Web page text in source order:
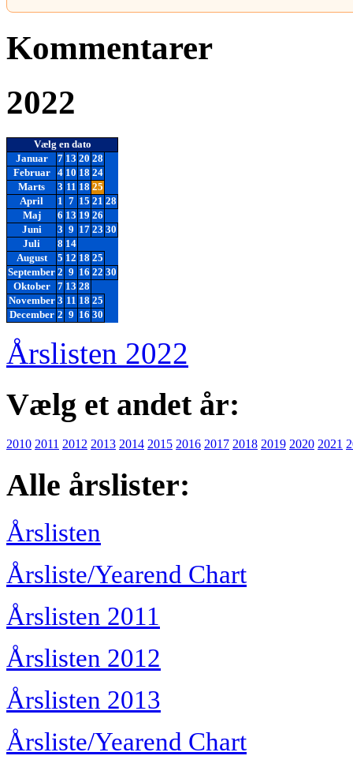
Kommentarer
2022
Vælg en dato
Januar
7 13 20 28
Februar
4 10 18 24
Marts
3 11 18 25
April
1 7 15 21 28
Maj
6 13 19 26
Juni
3 9 17 23 30
Juli
8 14
August
5 12 18 25
September 2 9 16 22 30
Oktober
7 13 28
November 3 11 18 25
December 2 9 16 30
Årslisten 2022
Vælg et andet år:
2010 2011 2012 2013 2014 2015 2016 2017 2018 2019 2020 2021
Alle årslister:
Årslisten
Årsliste/Yearend Chart
Årslisten 2011
Årslisten 2012
Årslisten 2013
Årsliste/Yearend Chart